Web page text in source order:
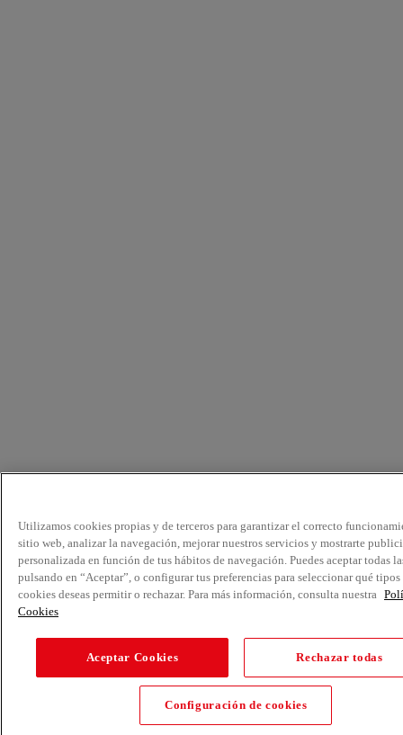
Utilizamos cookies propias y de terceros para garantizar el correcto
sitio web, analizar la navegación, mejorar nuestros servicios y mostrarte
personalizada en función de tus hábitos de navegación. Puedes aceptar todas
pulsando en “Aceptar”, o configurar tus preferencias para seleccionar qué tipos
cookies deseas permitir o rechazar. Para más información, consulta nuestra
Cookies
Aceptar Cookies Rechazar todas
Configuración de cookies